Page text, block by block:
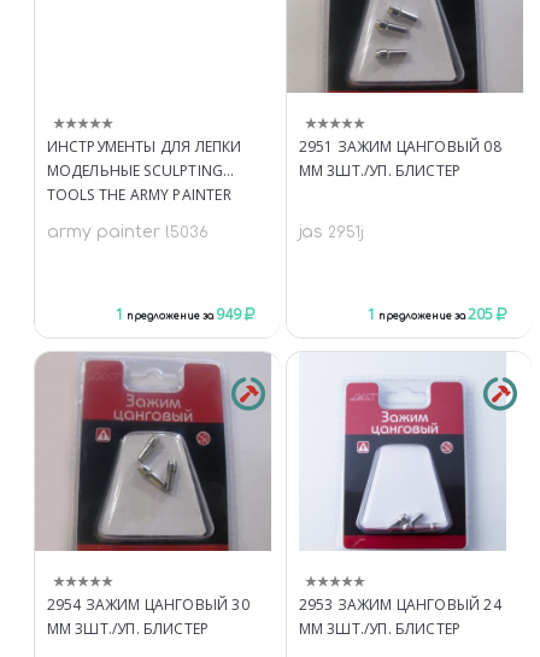
ИНСТРУМЕНТЫ ДЛЯ ЛЕПКИ
МОДЕЛЬНЫЕ SCULPTING
TOOLS THE ARMY PAINTER
army painter l5036
1 предложение за 949
2951 ЗАЖИМ ЦАНГОВЫЙ 08
ММ 3ШТ./УП. БЛИСТЕР
jas 2951j
1 предложение за205
2954 ЗАЖИМ ЦАНГОВЫЙ 30
ММ 3ШТ./УП. БЛИСТЕР
2953 ЗАЖИМ ЦАНГОВЫЙ 24
ММ 3ШТ./УП. БЛИСТЕР